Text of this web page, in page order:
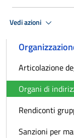
Vedi azioni
Articolazione
Organi di
Rendiconti
Sanzioni per